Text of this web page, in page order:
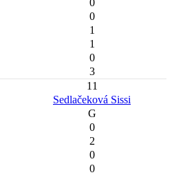
0
1
1
0
3
11
Sedlačeková Sissi
G
0
2
0
0